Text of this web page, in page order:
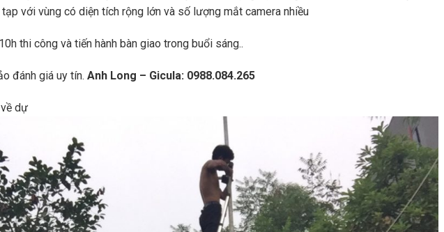
với vùng có diện tích rộng lớn và số lượng mắt camera nhiều
thi công và tiến hành bàn giao trong buổi sáng..
đánh giá uy tín. Anh Long – Gicula: 0988.084.265
dự